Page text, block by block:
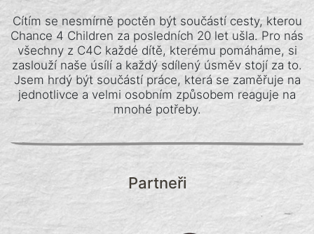
Cítím se nesmírně poctěn být součástí cesty, kterou
Chance 4 Children za posledních 20 let ušla. Pro nás
všechny z C4C každé dítě, kterému pomáháme, si
zaslouží naše úsílí a každý sdílený úsměv stojí za to.
Jsem hrdý být součástí práce, která se zaměřuje na
jednotlivce a velmi osobním způsobem reaguje na
mnohé potřeby.
Partneři